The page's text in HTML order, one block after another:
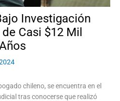
Investigación
Casi $12 Mil
chileno, se encuentra en el
tras conocerse que realizó